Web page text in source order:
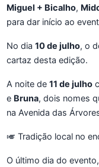
Miguel + Bicalho,
para dar início ao
No dia 10 de julho, o
cartaz desta edição.
A noite de 11 de julho
e Bruna, dois nomes
na Avenida das
🎺 Tradição local no
O último dia do evento,